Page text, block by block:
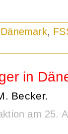
Dänemark,
in
Becker.
am 25.